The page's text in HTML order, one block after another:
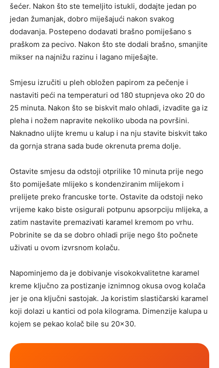
šećer. Nakon što ste temeljito istukli, dodajte jedan po
jedan žumanjak, dobro miješajući nakon svakog
dodavanja. Postepeno dodavati brašno pomiješano s
praškom za pecivo. Nakon što ste dodali brašno, smanjite
mikser na najnižu razinu i lagano miješajte.
Smjesu izručiti u pleh obložen papirom za pečenje i
nastaviti peći na temperaturi od 180 stupnjeva oko 20 do
25 minuta. Nakon što se biskvit malo ohladi, izvadite ga iz
pleha i nožem napravite nekoliko uboda na površini.
Naknadno ulijte kremu u kalup i na nju stavite biskvit tako
da gornja strana sada bude okrenuta prema dolje.
Ostavite smjesu da odstoji otprilike 10 minuta prije nego
što pomiješate mlijeko s kondenziranim mlijekom i
prelijete preko francuske torte. Ostavite da odstoji neko
vrijeme kako biste osigurali potpunu apsorpciju mlijeka, a
zatim nastavite premazivati ​​karamel kremom po vrhu.
Pobrinite se da se dobro ohladi prije nego što počnete
uživati ​​u ovom izvrsnom kolaču.
Napominjemo da je dobivanje visokokvalitetne karamel
kreme ključno za postizanje iznimnog okusa ovog kolača
jer je ona ključni sastojak. Ja koristim slastičarski karamel
koji dolazi u kantici od pola kilograma. Dimenzije kalupa u
kojem se pekao kolač bile su 20×30.